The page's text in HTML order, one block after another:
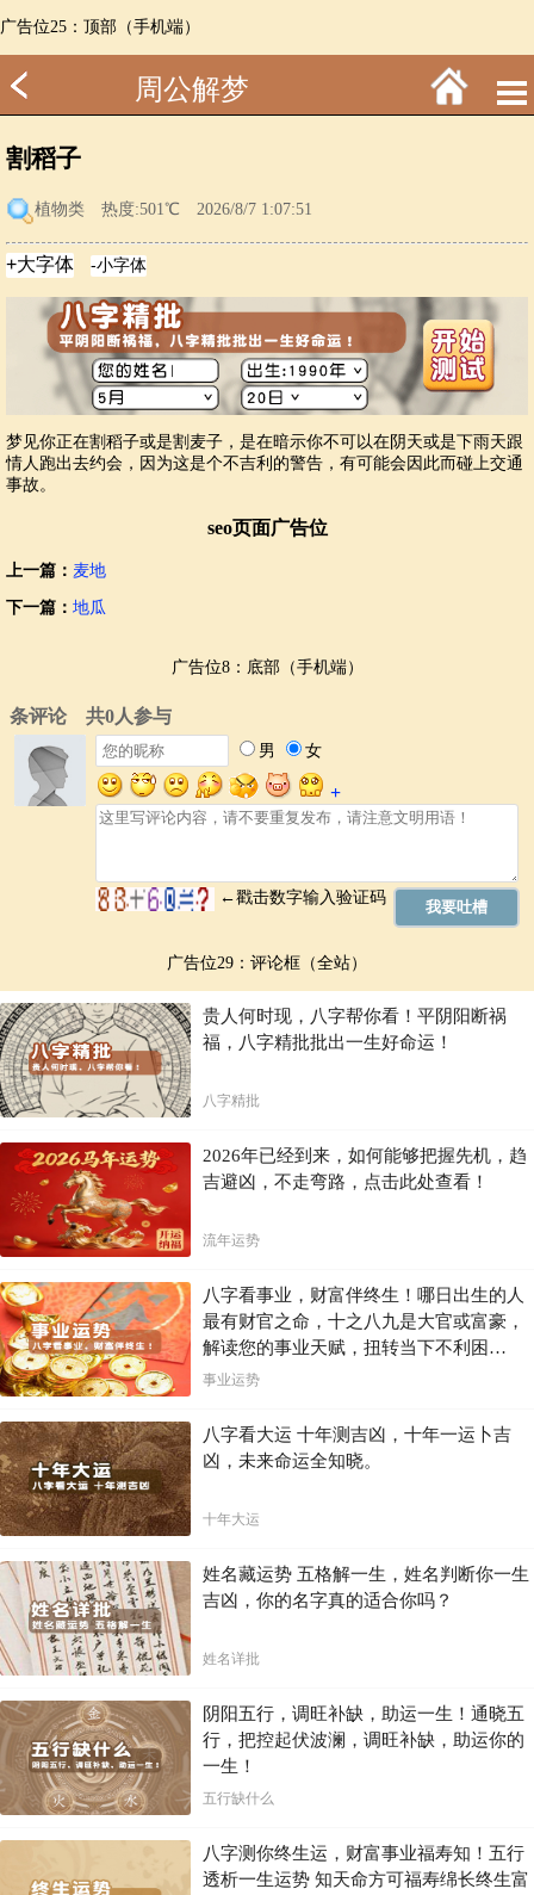
广告位25：顶部（手机端）
周公解梦
割稻子
植物类 热度:501℃ 2026/8/7 1:07:51
梦见你正在割稻子或是割麦子，是在暗示你不可以在阴天或是下雨天跟
情人跑出去约会，因为这是个不吉利的警告，有可能会因此而碰上交通
事故。
seo页面广告位
上一篇： 麦地
下一篇： 地瓜
广告位8：底部（手机端）
广告位29：评论框（全站）
贵人何时现，八字帮你看！平阴阳断祸
福，八字精批批出一生好命运！
八字精批
2026年已经到来，如何能够把握先机，趋
吉避凶，不走弯路，点击此处查看！
流年运势
八字看事业，财富伴终生！哪日出生的人
最有财官之命，十之八九是大官或富豪，
解读您的事业天赋，扭转当下不利困
局！！
事业运势
八字看大运 十年测吉凶，十年一运卜吉
凶，未来命运全知晓。
十年大运
姓名藏运势 五格解一生，姓名判断你一生
吉凶，你的名字真的适合你吗？
姓名详批
阴阳五行，调旺补缺，助运一生！通晓五
行，把控起伏波澜，调旺补缺，助运你的
一生！
五行缺什么
八字测你终生运，财富事业福寿知！五行
透析一生运势 知天命方可福寿绵长终生富